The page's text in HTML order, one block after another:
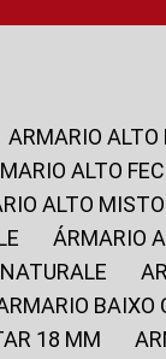
ARMARIO
ALTO
ALTO
ÁRMARIO
ARMARIO
18 MM